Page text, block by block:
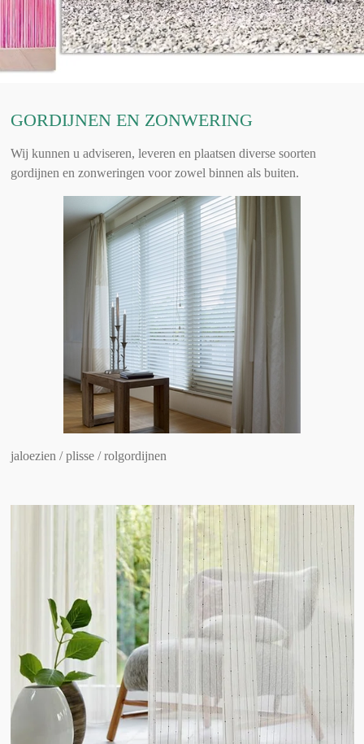
GORDIJNEN EN ZONWERING
Wij kunnen u adviseren, leveren en plaatsen diverse soorten
gordijnen en zonweringen voor zowel binnen als buiten.
jaloezien / plisse / rolgordijnen